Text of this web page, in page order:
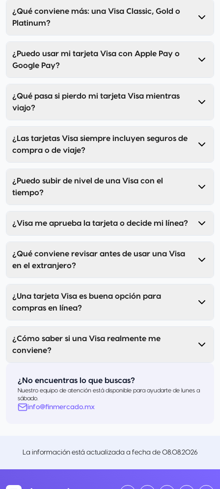
¿Qué conviene más: una Visa Classic, Gold o
Platinum?
¿Puedo usar mi tarjeta Visa con Apple Pay o
Google Pay?
¿Qué pasa si pierdo mi tarjeta Visa mientras
viajo?
¿Las tarjetas Visa siempre incluyen seguros de
compra o de viaje?
¿Puedo subir de nivel de una Visa con el
tiempo?
¿Visa me aprueba la tarjeta o decide mi línea?
¿Qué conviene revisar antes de usar una Visa
en el extranjero?
¿Una tarjeta Visa es buena opción para
compras en línea?
¿Cómo saber si una Visa realmente me
conviene?
¿No encuentras lo que buscas?
Nuestro equipo de atención está disponible para ayudarte de lunes a
sábado.
info@finmercado.mx
La información está actualizada a fecha de 08.08.2026